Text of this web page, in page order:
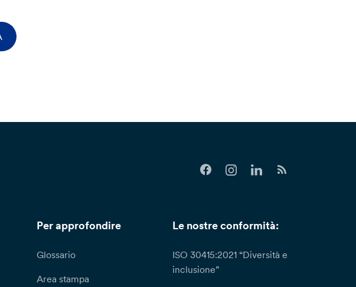
Per approfondire
Glossario
Area stampa
Le nostre conformità:
ISO 30415:2021 “Diversità e
inclusione”